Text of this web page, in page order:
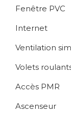
Fenêtre PVC
Internet
Ventilation
Volets
Accès PMR
Ascenseur